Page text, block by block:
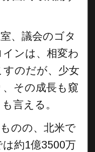
、議会のゴタ
ンは、相変わ
のだが、少女
その成長も窺
言える。
のの、北米で
約1億3500万